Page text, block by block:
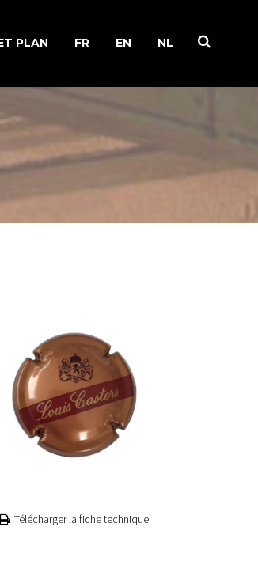
PLAN FR EN NL
Télécharger la fiche technique